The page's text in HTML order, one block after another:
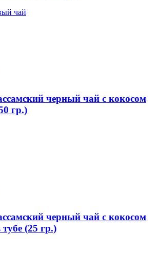
чай
черный чай с кокосом
гр.)
черный чай с кокосом
(25 гр.)